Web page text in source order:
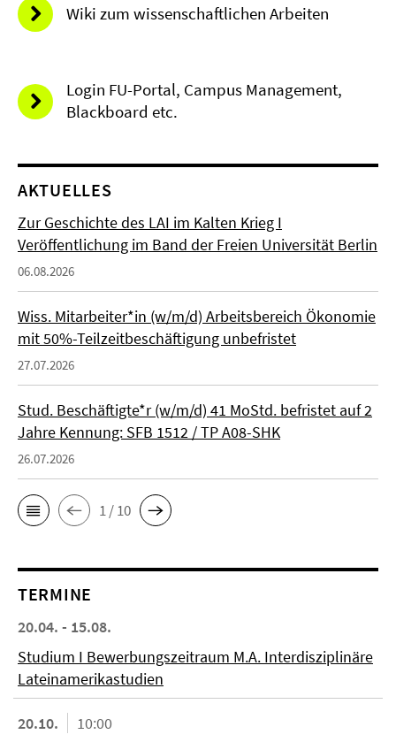
Wiki zum wissenschaftlichen Arbeiten
Login FU-Portal, Campus Management,
Blackboard etc.
AKTUELLES
Zur Geschichte des LAI im Kalten Krieg I
Veröffentlichung im Band der Freien Universität Berlin
06.08.2026
Wiss. Mitarbeiter*in (w/m/d) Arbeitsbereich Ökonomie
mit 50%-Teilzeitbeschäftigung unbefristet
27.07.2026
Stud. Beschäftigte*r (w/m/d) 41 MoStd. befristet auf 2
Jahre Kennung: SFB 1512 / TP A08-SHK
26.07.2026
1 / 10
TERMINE
20.04. - 15.08.
Studium I Bewerbungszeitraum M.A. Interdisziplinäre
Lateinamerikastudien
20.10.
10:00